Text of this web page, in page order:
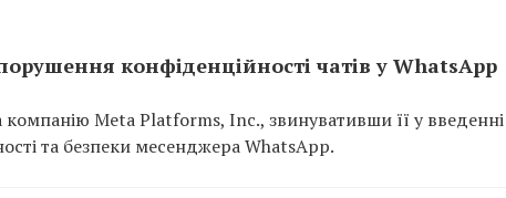
конфіденційності чатів у WhatsApp
Meta Platforms, Inc., звинувативши її у введенні
та безпеки месенджера WhatsApp.